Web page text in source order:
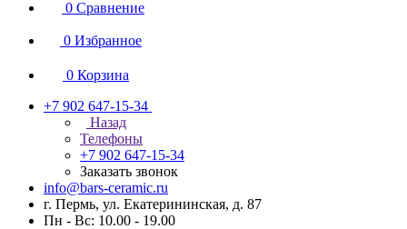
0 Сравнение
0 Избранное
0 Корзина
+7 902 647-15-34
Назад
Телефоны
+7 902 647-15-34
Заказать звонок
info@bars-ceramic.ru
г. Пермь, ул. Екатерининская, д. 87
Пн - Вс: 10.00 - 19.00